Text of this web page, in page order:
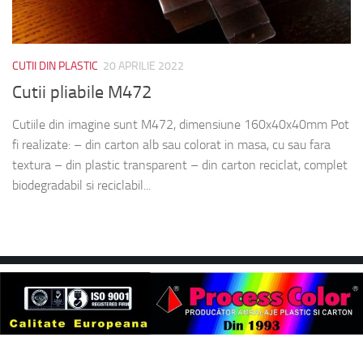
CUTII DIN PLASTIC 20 APRILIE 2022
Cutii pliabile M472
Cutiile din imagine sunt M472, dimensiune 160x40x40mm Pot
fi realizate: – din carton alb sau colorat in masa, cu sau fara
textura – din plastic transparent – din carton reciclat, complet
biodegradabil si reciclabil...